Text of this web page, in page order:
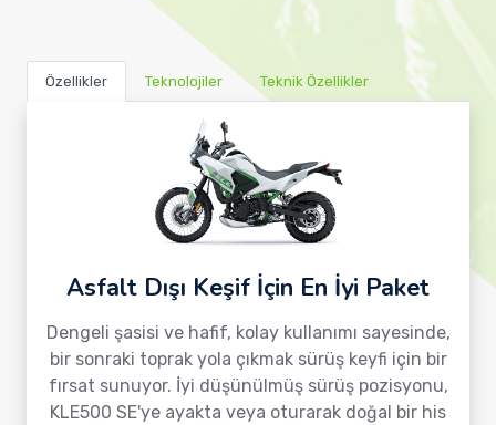
Özellikler Teknolojiler Teknik Özellikler
Asfalt Dışı Keşif İçin En İyi Paket
Dengeli şasisi ve hafif, kolay kullanımı sayesinde,
bir sonraki toprak yola çıkmak sürüş keyfi için bir
fırsat sunuyor. İyi düşünülmüş sürüş pozisyonu,
KLE500 SE'ye ayakta veya oturarak doğal bir his